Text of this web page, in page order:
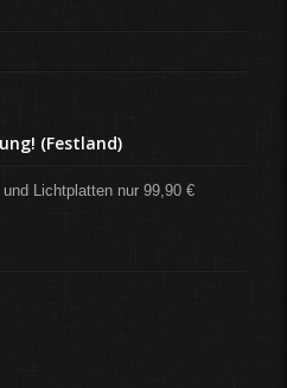
(Festland)
Lichtplatten nur 99,90 €